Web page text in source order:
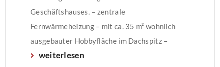
Geschäftshauses. – zentrale
Fernwärmeheizung – mit ca. 35 m² wohnlich
ausgebauter Hobbyfläche im Dachspitz –
Balkon Der Energieausweis wurde auf
weiterlesen